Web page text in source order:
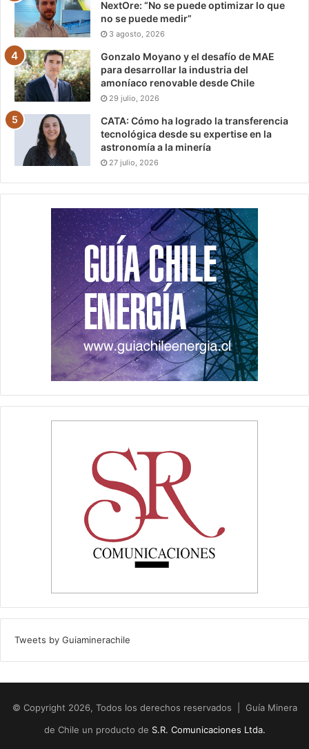
NextOre: “No se puede optimizar lo que
no se puede medir”
3 agosto, 2026
Gonzalo Moyano y el desafío de MAE
para desarrollar la industria del
amoníaco renovable desde Chile
29 julio, 2026
CATA: Cómo ha logrado la transferencia
tecnológica desde su expertise en la
astronomía a la minería
27 julio, 2026
Tweets by Guiaminerachile
© Copyright 2026, Todos los derechos reservados | Guía Minera
de Chile un producto de S.R. Comunicaciones Ltda.